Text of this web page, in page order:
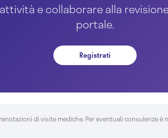
e collaborare alla
portale.
Registrati
di visite mediche. Per eventuali consulenze